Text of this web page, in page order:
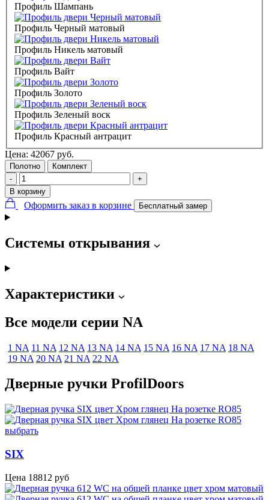
Профиль Шампань
Профиль Черный матовый
Профиль Никель матовый
Профиль Вайт
Профиль Золото
Профиль Зеленый воск
Профиль Красный антрацит
Цена: 42067 руб.
Полотно
Комплект
-
+
В корзину
Оформить заказ в корзине Бесплатный замер
Системы открывания
Характеристики
Все модели серии NA
1 NA 11 NA 12 NA 13 NA 14 NA 15 NA 16 NA 17 NA 18 NA
19 NA 20 NA 21 NA 22 NA
Дверные ручки ProfilDoors
выбрать
SIX
Цена 18812 руб